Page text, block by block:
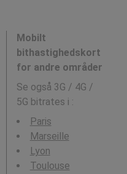
Mobilt
bithastighedskort
for andre områder
Se også 3G / 4G /
5G bitrates i :
Paris
Marseille
Lyon
Toulouse